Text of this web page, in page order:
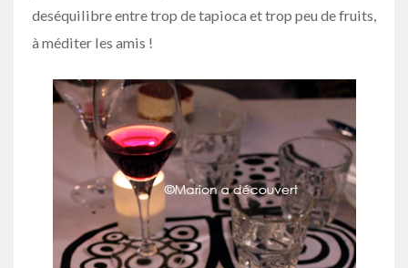
deséquilibre entre trop de tapioca et trop peu de fruits,
à méditer les amis !